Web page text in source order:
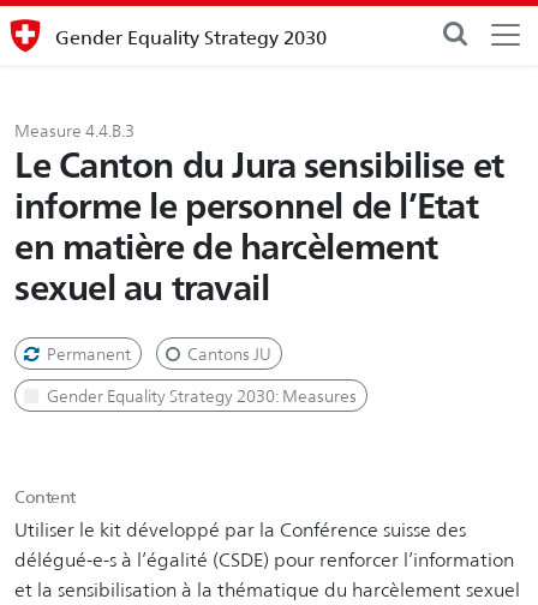
Gender Equality Strategy 2030
Measure 4.4.B.3
Le Canton du Jura sensibilise et
informe le personnel de l’Etat
en matière de harcèlement
sexuel au travail
Permanent Cantons JU
Gender Equality Strategy 2030: Measures
Content
Utiliser le kit développé par la Conférence suisse des
délégué-e-s à l’égalité (CSDE) pour renforcer l’information
et la sensibilisation à la thématique du harcèlement sexuel